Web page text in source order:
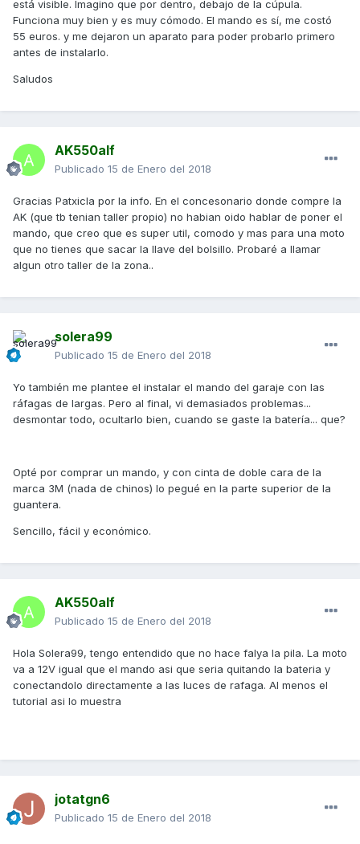
está visible. Imagino que por dentro, debajo de la cúpula.
Funciona muy bien y es muy cómodo. El mando es sí, me costó
55 euros. y me dejaron un aparato para poder probarlo primero
antes de instalarlo.
Saludos
AK550alf
Publicado 15 de Enero del 2018
Gracias Patxicla por la info. En el concesonario donde compre la
AK (que tb tenian taller propio) no habian oido hablar de poner el
mando, que creo que es super util, comodo y mas para una moto
que no tienes que sacar la llave del bolsillo. Probaré a llamar
algun otro taller de la zona..
solera99
Publicado 15 de Enero del 2018
Yo también me plantee el instalar el mando del garaje con las
ráfagas de largas. Pero al final, vi demasiados problemas...
desmontar todo, ocultarlo bien, cuando se gaste la batería... que?
Opté por comprar un mando, y con cinta de doble cara de la
marca 3M (nada de chinos) lo pegué en la parte superior de la
guantera.
Sencillo, fácil y económico.
AK550alf
Publicado 15 de Enero del 2018
Hola Solera99, tengo entendido que no hace falya la pila. La moto
va a 12V igual que el mando asi que seria quitando la bateria y
conectandolo directamente a las luces de rafaga. Al menos el
tutorial asi lo muestra
jotatgn6
Publicado 15 de Enero del 2018